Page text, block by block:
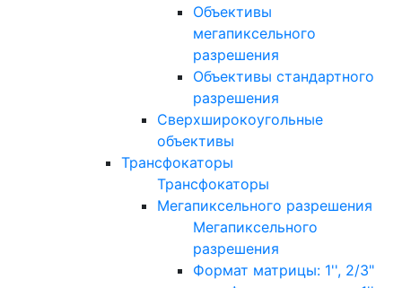
Объективы
мегапиксельного
разрешения
Объективы стандартного
разрешения
Сверхширокоугольные
объективы
Трансфокаторы
Трансфокаторы
Мегапиксельного разрешения
Мегапиксельного
разрешения
Формат матрицы: 1'', 2/3"